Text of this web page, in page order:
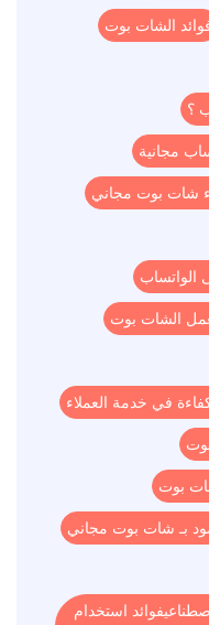
الشات بوت
؟
مجانية
شات بوت مجاني
الواتساب
الشات بوت
بوت
بـ شات بوت مجاني
استخدام